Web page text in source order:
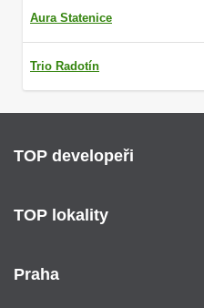
Aura Statenice
Trio Radotín
TOP developeři
TOP lokality
Praha